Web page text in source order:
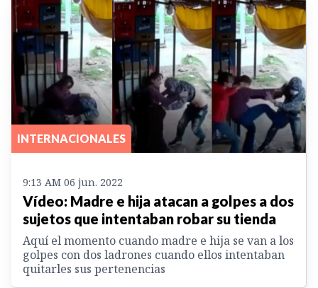
INTERNACIONALES
9:13 AM 06 jun. 2022
Vídeo: Madre e hija atacan a golpes a dos
sujetos que intentaban robar su tienda
Aquí el momento cuando madre e hija se van a los
golpes con dos ladrones cuando ellos intentaban
quitarles sus pertenencias